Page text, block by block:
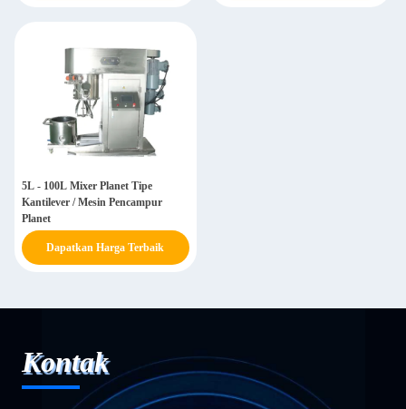
5L - 100L Mixer Planet Tipe
Kantilever / Mesin Pencampur
Planet
Dapatkan Harga Terbaik
Kontak